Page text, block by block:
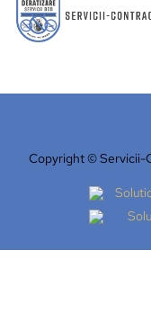
Copyright © Servicii-